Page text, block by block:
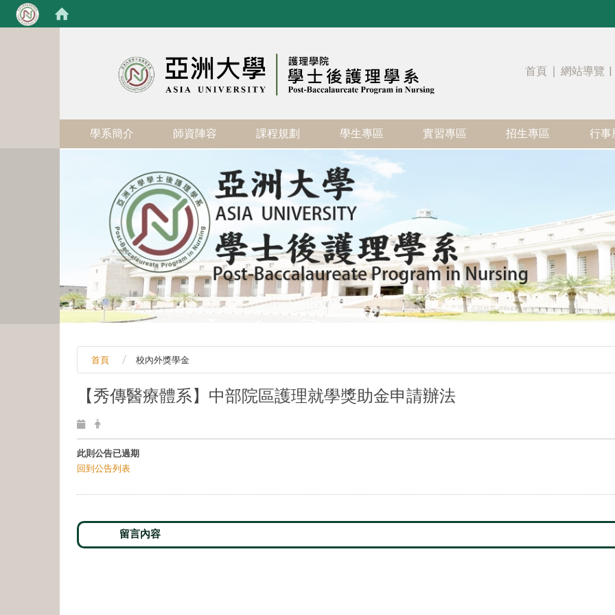
首頁 ∣ 網站導覽 |
學系簡介 師資陣容 課程規劃 學生專區 實習專區 招生專區 行事
首頁 校內外獎學金
【秀傳醫療體系】中部院區護理就學獎助金申請辦法
此則公告已過期
回到公告列表